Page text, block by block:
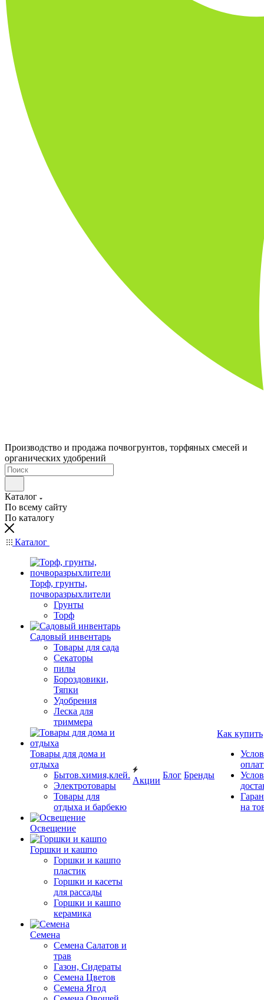
Производство и продажа почвогрунтов, торфяных смесей и
органических удобрений
Каталог
По всему сайту
По каталогу
Каталог
Торф, грунты,
почворазрыхлители
Грунты
Торф
Садовый инвентарь
Товары для сада
Секаторы
пилы
Бороздовики,
Тяпки
Удобрения
Леска для
триммера
Товары для дома и
отдыха
Бытов.химия,клей.
Электротовары
Товары для
отдыха и барбекю
Освещение
Горшки и кашпо
Горшки и кашпо
пластик
Горшки и касеты
для рассады
Горшки и кашпо
керамика
Семена
Семена Салатов и
трав
Газон, Сидераты
Семена Цветов
Семена Ягод
Акции
Блог Бренды
Как купить
на